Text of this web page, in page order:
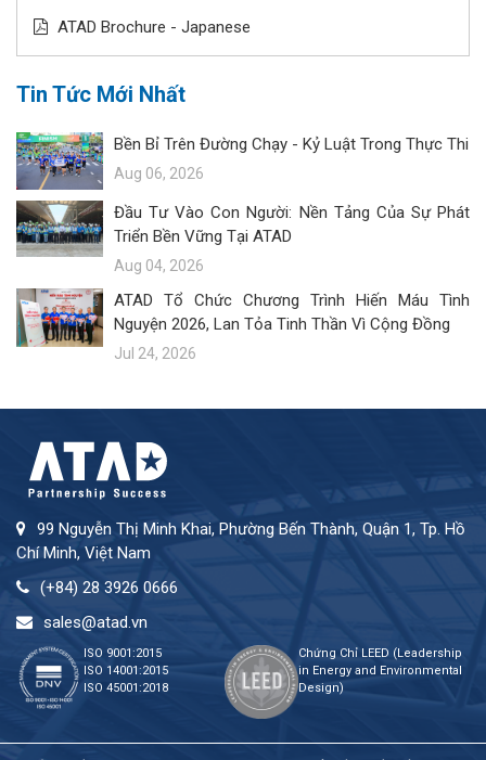
ATAD Brochure - Japanese
Tin Tức Mới Nhất
Bền Bỉ Trên Đường Chạy - Kỷ Luật Trong Thực Thi
Aug 06, 2026
Đầu Tư Vào Con Người: Nền Tảng Của Sự Phát
Triển Bền Vững Tại ATAD
Aug 04, 2026
ATAD Tổ Chức Chương Trình Hiến Máu Tình
Nguyện 2026, Lan Tỏa Tinh Thần Vì Cộng Đồng
Jul 24, 2026
99 Nguyễn Thị Minh Khai, Phường Bến Thành, Quận 1, Tp. Hồ
Chí Minh, Việt Nam
(+84) 28 3926 0666
sales@atad.vn
ISO 9001:2015
ISO 14001:2015
ISO 45001:2018
Chứng Chỉ LEED (Leadership
in Energy and Environmental
Design)